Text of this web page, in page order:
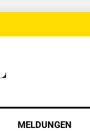
MELDUNGEN